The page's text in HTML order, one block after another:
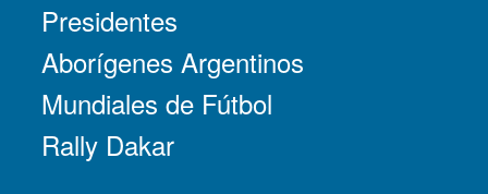
Presidentes
Aborígenes Argentinos
Mundiales de Fútbol
Rally Dakar